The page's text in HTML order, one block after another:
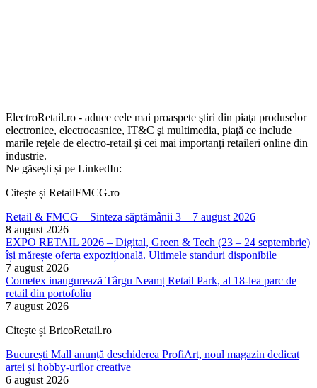
ElectroRetail.ro - aduce cele mai proaspete ştiri din piaţa produselor
electronice, electrocasnice, IT&C şi multimedia, piaţă ce include
marile reţele de electro-retail şi cei mai importanţi retaileri online din
industrie.
Ne găsești și pe LinkedIn:
Citește și RetailFMCG.ro
Retail & FMCG – Sinteza săptămânii 3 – 7 august 2026
8 august 2026
EXPO RETAIL 2026 – Digital, Green & Tech (23 – 24 septembrie)
își mărește oferta expozițională. Ultimele standuri disponibile
7 august 2026
Cometex inaugurează Târgu Neamț Retail Park, al 18-lea parc de
retail din portofoliu
7 august 2026
Citește și BricoRetail.ro
București Mall anunță deschiderea ProfiArt, noul magazin dedicat
artei și hobby-urilor creative
6 august 2026